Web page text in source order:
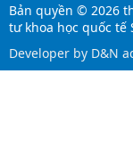
Bản quyền © 2026
tư khoa học quốc tế
Developer by D&N